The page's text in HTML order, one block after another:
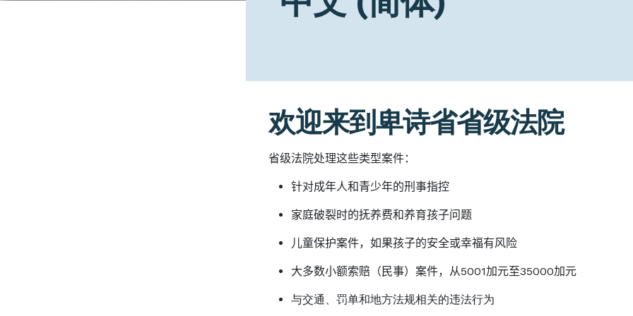
中文 (简体)
欢迎来到卑诗省省级法院
省级法院处理这些类型案件：
针对成年人和青少年的刑事指控
家庭破裂时的抚养费和养育孩子问题
儿童保护案件，如果孩子的安全或幸福有风险
大多数小额索赔（民事）案件，从5001加元至35000加元
与交通、罚单和地方法规相关的违法行为